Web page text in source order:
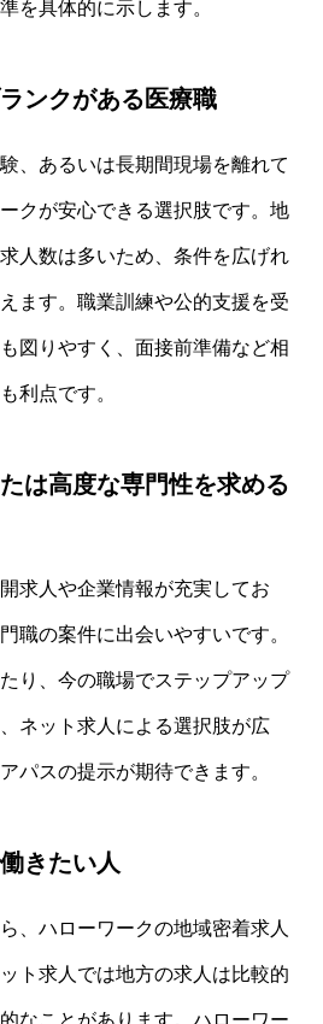
を具体的に示します。
ンクがある医療職
、あるいは長期間現場を離れて
クが安心できる選択肢です。地
人数は多いため、条件を広げれ
ます。職業訓練や公的支援を受
図りやすく、面接前準備など相
利点です。
は高度な専門性を求める
求人や企業情報が充実してお
職の案件に出会いやすいです。
り、今の職場でステップアップ
ネット求人による選択肢が広
パスの提示が期待できます。
きたい人
、ハローワークの地域密着求人
ト求人では地方の求人は比較的